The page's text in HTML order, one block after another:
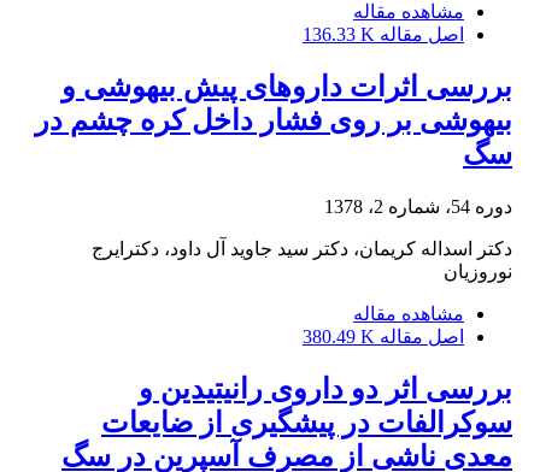
مشاهده مقاله
اصل مقاله 136.33 K
بررسی اثرات داروهای پیش بیهوشی و
بیهوشی بر روی فشار داخل کره چشم در
سگ
دوره 54، شماره 2، 1378
دکتر اسداله کریمان، دکتر سید جاوید آل داود، دکترایرج
نوروزیان
مشاهده مقاله
اصل مقاله 380.49 K
بررسی اثر دو داروی رانیتیدین و
سوکرالفات در پیشگیری از ضایعات
معدی ناشی از مصرف آسپرین در سگ